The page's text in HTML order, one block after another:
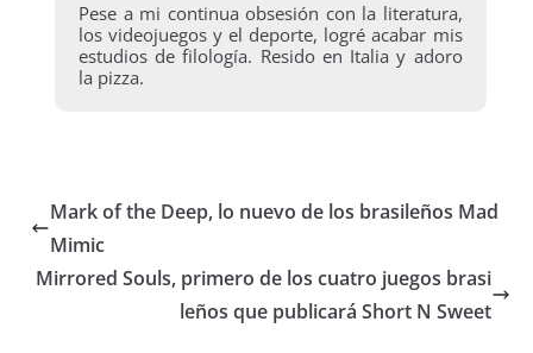
Pese a mi continua obsesión con la literatura,
los videojuegos y el deporte, logré acabar mis
estudios de filología. Resido en Italia y adoro
la pizza.
Mark of the Deep, lo nuevo de los brasileños Mad
Mimic
Mirrored Souls, primero de los cuatro juegos brasi
leños que publicará Short N Sweet